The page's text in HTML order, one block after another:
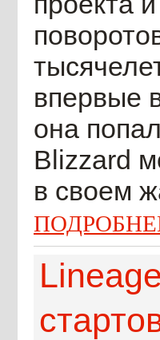
впервые
она
Blizzard
в своем